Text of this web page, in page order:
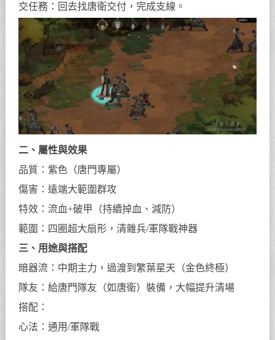
交任務：回去找唐衛交付，完成支線。
二、屬性與效果
品質：紫色（唐門專屬）
傷害：遠端大範圍群攻
特效：流血+破甲（持續掉血、減防）
範圍：四圈超大扇形，清雜兵/軍隊戰神器
三、用途與搭配
暗器流：中期主力，過渡到繁葉星天（金色終極）
隊友：給唐門隊友（如唐衛）裝備，大幅提升清場
搭配：
心法：通用/軍隊戰